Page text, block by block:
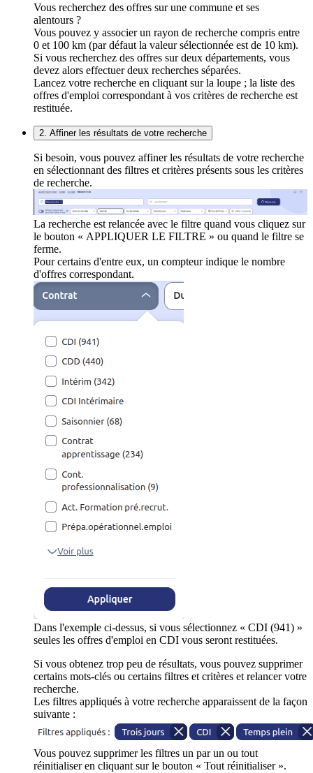
Vous recherchez des offres sur une commune et ses
alentours ?
Vous pouvez y associer un rayon de recherche compris entre
0 et 100 km (par défaut la valeur sélectionnée est de 10 km).
Si vous recherchez des offres sur deux départements, vous
devez alors effectuer deux recherches séparées.
Lancez votre recherche en cliquant sur la loupe ; la liste des
offres d'emploi correspondant à vos critères de recherche est
restituée.
2. Affiner les résultats de votre recherche
Si besoin, vous pouvez affiner les résultats de votre recherche
en sélectionnant des filtres et critères présents sous les critères
de recherche.
La recherche est relancée avec le filtre quand vous cliquez sur
le bouton « APPLIQUER LE FILTRE » ou quand le filtre se
ferme.
Pour certains d'entre eux, un compteur indique le nombre
d'offres correspondant.
Dans l'exemple ci-dessus, si vous sélectionnez « CDI (941) »
seules les offres d'emploi en CDI vous seront restituées.
Si vous obtenez trop peu de résultats, vous pouvez supprimer
certains mots-clés ou certains filtres et critères et relancer votre
recherche.
Les filtres appliqués à votre recherche apparaissent de la façon
suivante :
Vous pouvez supprimer les filtres un par un ou tout
réinitialiser en cliquant sur le bouton « Tout réinitialiser ».